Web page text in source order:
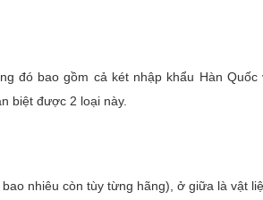
đó bao gồm cả két nhập khẩu Hàn Quốc
biệt được 2 loại này.
nhiêu còn tùy từng hãng), ở giữa là vật